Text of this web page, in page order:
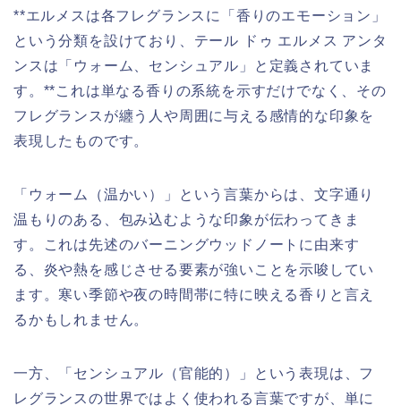
**エルメスは各フレグランスに「香りのエモーション」
という分類を設けており、テール ドゥ エルメス アンタ
ンスは「ウォーム、センシュアル」と定義されていま
す。**これは単なる香りの系統を示すだけでなく、その
フレグランスが纏う人や周囲に与える感情的な印象を
表現したものです。
「ウォーム（温かい）」という言葉からは、文字通り
温もりのある、包み込むような印象が伝わってきま
す。これは先述のバーニングウッドノートに由来す
る、炎や熱を感じさせる要素が強いことを示唆してい
ます。寒い季節や夜の時間帯に特に映える香りと言え
るかもしれません。
一方、「センシュアル（官能的）」という表現は、フ
レグランスの世界ではよく使われる言葉ですが、単に